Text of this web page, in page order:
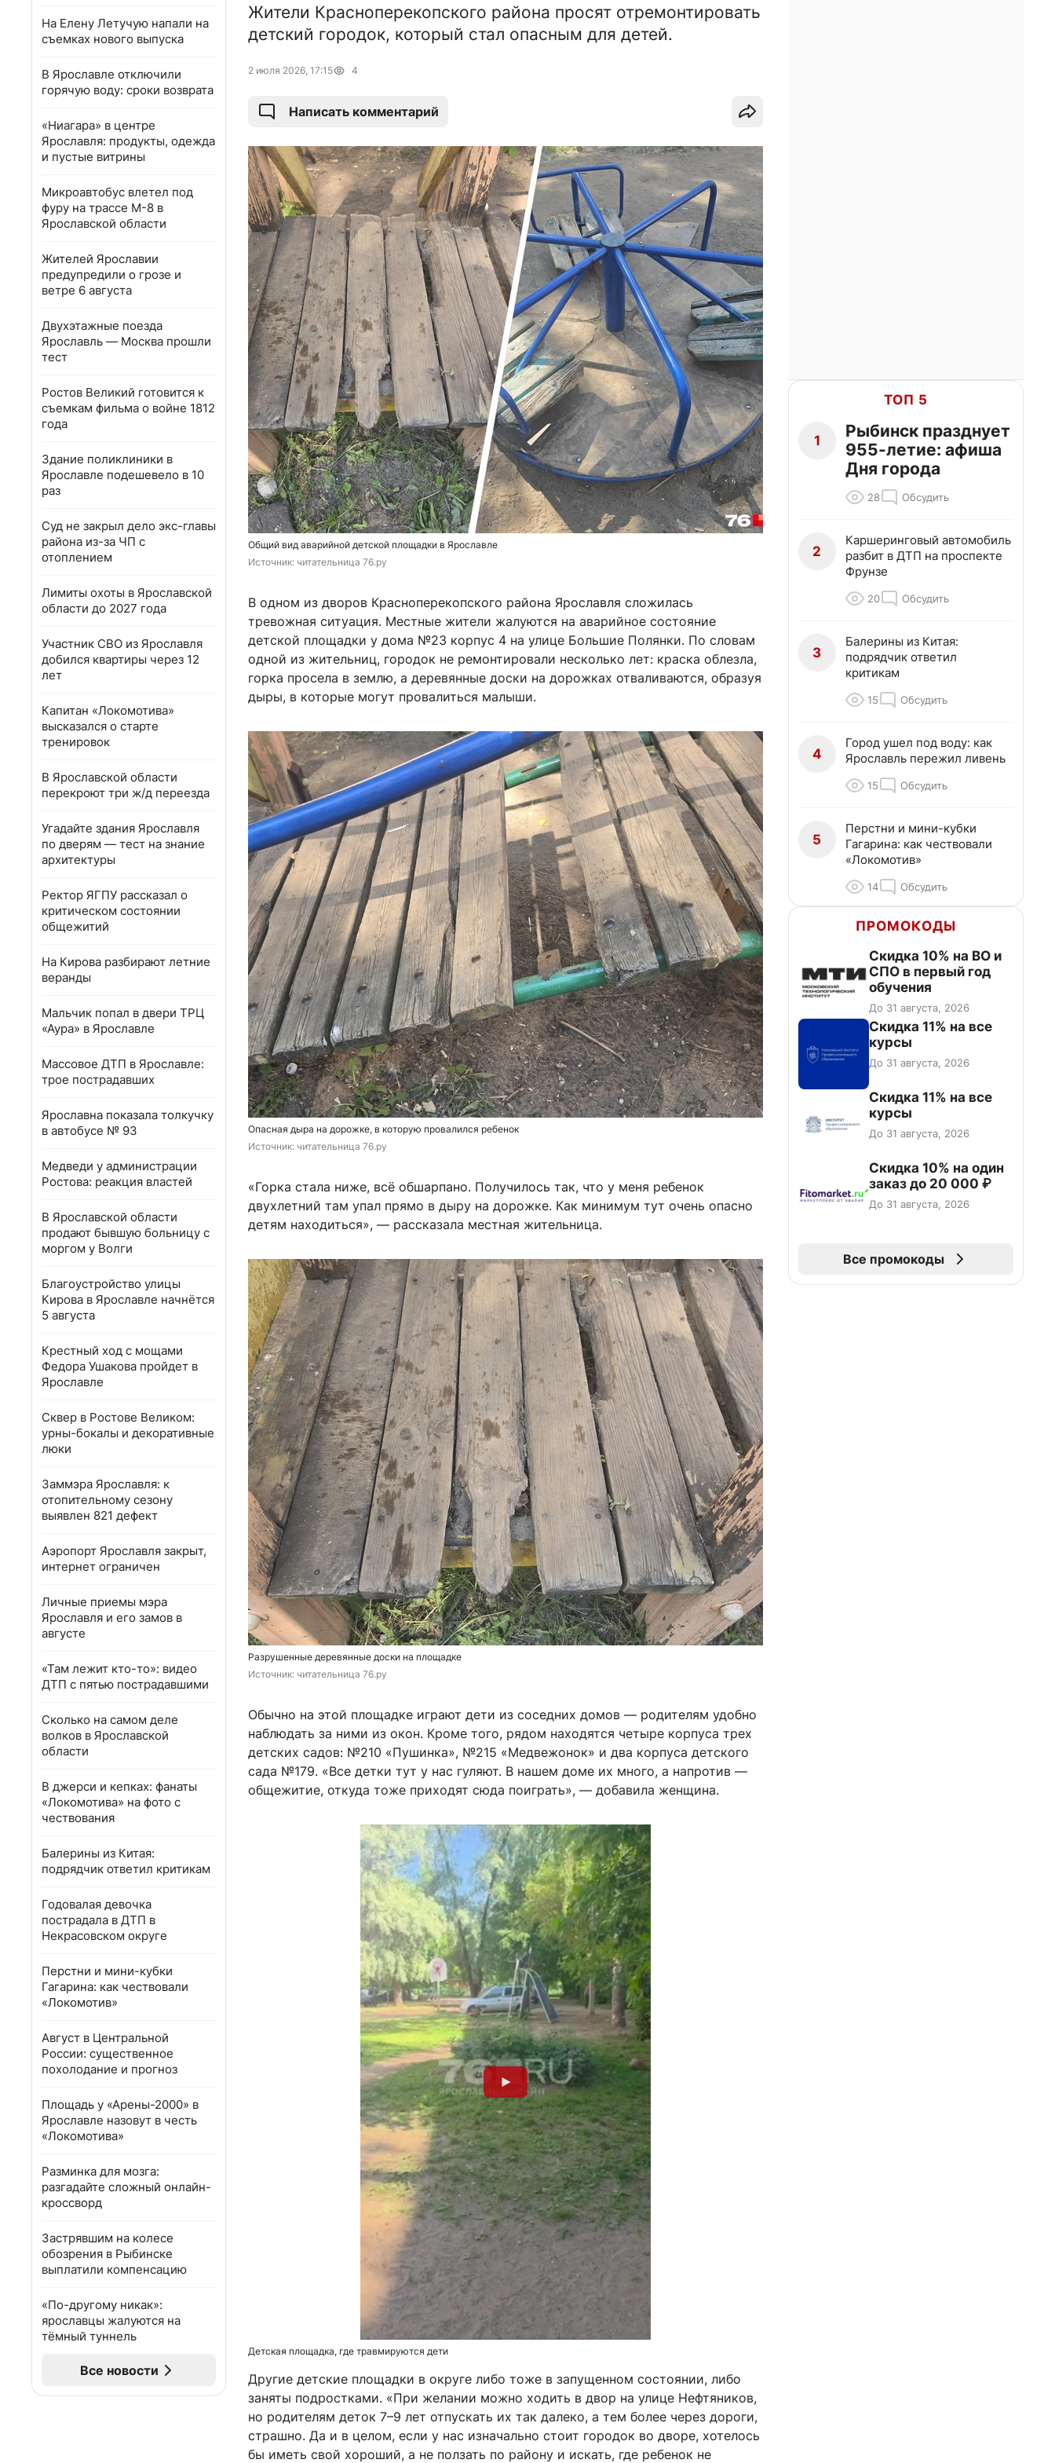
На Елену Летучую напали на
съемках нового выпуска
В Ярославле отключили
горячую воду: сроки возврата
«Ниагара» в центре
Ярославля: продукты, одежда
и пустые витрины
Микроавтобус влетел под
фуру на трассе М-8 в
Ярославской области
Жителей Ярославии
предупредили о грозе и
ветре 6 августа
Двухэтажные поезда
Ярославль — Москва прошли
тест
Ростов Великий готовится к
съемкам фильма о войне 1812
года
Здание поликлиники в
Ярославле подешевело в 10
раз
Суд не закрыл дело экс-главы
района из-за ЧП с
отоплением
Лимиты охоты в Ярославской
области до 2027 года
Участник СВО из Ярославля
добился квартиры через 12
лет
Капитан «Локомотива»
высказался о старте
тренировок
В Ярославской области
перекроют три ж/д переезда
Угадайте здания Ярославля
по дверям — тест на знание
архитектуры
Ректор ЯГПУ рассказал о
критическом состоянии
общежитий
На Кирова разбирают летние
веранды
Мальчик попал в двери ТРЦ
«Аура» в Ярославле
Массовое ДТП в Ярославле:
трое пострадавших
Ярославна показала толкучку
в автобусе № 93
Медведи у администрации
Ростова: реакция властей
В Ярославской области
продают бывшую больницу с
моргом у Волги
Благоустройство улицы
Кирова в Ярославле начнётся
5 августа
Крестный ход с мощами
Федора Ушакова пройдет в
Ярославле
Сквер в Ростове Великом:
урны-бокалы и декоративные
люки
Заммэра Ярославля: к
отопительному сезону
выявлен 821 дефект
Аэропорт Ярославля закрыт,
интернет ограничен
Личные приемы мэра
Ярославля и его замов в
августе
«Там лежит кто-то»: видео
ДТП с пятью пострадавшими
Сколько на самом деле
волков в Ярославской
области
В джерси и кепках: фанаты
«Локомотива» на фото с
чествования
Балерины из Китая:
подрядчик ответил критикам
Годовалая девочка
пострадала в ДТП в
Некрасовском округе
Перстни и мини-кубки
Гагарина: как чествовали
«Локомотив»
Август в Центральной
России: существенное
похолодание и прогноз
Площадь у «Арены-2000» в
Ярославле назовут в честь
«Локомотива»
Разминка для мозга:
разгадайте сложный онлайн-
кроссворд
Застрявшим на колесе
обозрения в Рыбинске
выплатили компенсацию
«По-другому никак»:
ярославцы жалуются на
тёмный туннель
Все новости
Жители Красноперекопского района просят отремонтировать
детский городок, который стал опасным для детей.
2 июля 2026, 17:15 4
Написать комментарий
Общий вид аварийной детской площадки в Ярославле
Источник: читательница 76.ру
В одном из дворов Красноперекопского района Ярославля сложилась
тревожная ситуация. Местные жители жалуются на аварийное состояние
детской площадки у дома №23 корпус 4 на улице Большие Полянки. По словам
одной из жительниц, городок не ремонтировали несколько лет: краска облезла,
горка просела в землю, а деревянные доски на дорожках отваливаются, образуя
дыры, в которые могут провалиться малыши.
Опасная дыра на дорожке, в которую провалился ребенок
Источник: читательница 76.ру
«Горка стала ниже, всё обшарпано. Получилось так, что у меня ребенок
двухлетний там упал прямо в дыру на дорожке. Как минимум тут очень опасно
детям находиться», — рассказала местная жительница.
Разрушенные деревянные доски на площадке
Источник: читательница 76.ру
Обычно на этой площадке играют дети из соседних домов — родителям удобно
наблюдать за ними из окон. Кроме того, рядом находятся четыре корпуса трех
детских садов: №210 «Пушинка», №215 «Медвежонок» и два корпуса детского
сада №179. «Все детки тут у нас гуляют. В нашем доме их много, а напротив —
общежитие, откуда тоже приходят сюда поиграть», — добавила женщина.
Детская площадка, где травмируются дети
Другие детские площадки в округе либо тоже в запущенном состоянии, либо
заняты подростками. «При желании можно ходить в двор на улице Нефтяников,
но родителям деток 7–9 лет отпускать их так далеко, а тем более через дороги,
страшно. Да и в целом, если у нас изначально стоит городок во дворе, хотелось
бы иметь свой хороший, а не ползать по району и искать, где ребенок не
ТОП 5
1
Рыбинск празднует
955-летие: афиша
Дня города
28 Обсудить
2
Каршеринговый автомобиль
разбит в ДТП на проспекте
Фрунзе
20 Обсудить
3
Балерины из Китая:
подрядчик ответил
критикам
15 Обсудить
4
Город ушел под воду: как
Ярославль пережил ливень
15 Обсудить
5
Перстни и мини-кубки
Гагарина: как чествовали
«Локомотив»
14 Обсудить
ПРОМОКОДЫ
Скидка 10% на ВО и
СПО в первый год
обучения
До 31 августа, 2026
Скидка 11% на все
курсы
До 31 августа, 2026
Скидка 11% на все
курсы
До 31 августа, 2026
Скидка 10% на один
заказ до 20 000 ₽
До 31 августа, 2026
Все промокоды